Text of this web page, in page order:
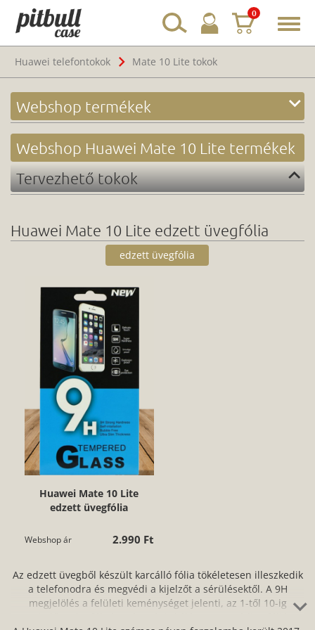
0
Huawei telefontokok
Mate 10 Lite tokok
Webshop termékek
Webshop Huawei Mate 10 Lite termékek
Tervezhető tokok
Huawei Mate 10 Lite edzett üvegfólia
edzett üvegfólia
Huawei Mate 10 Lite
edzett üvegfólia
Webshop ár 2.990 Ft
Az edzett üvegből készült karcálló fólia tökéletesen illeszkedik
a telefonodra és megvédi a kijelzőt a sérülésektől. A 9H
megjelölés a felületi keménységet jelenti, az 1-től 10-ig